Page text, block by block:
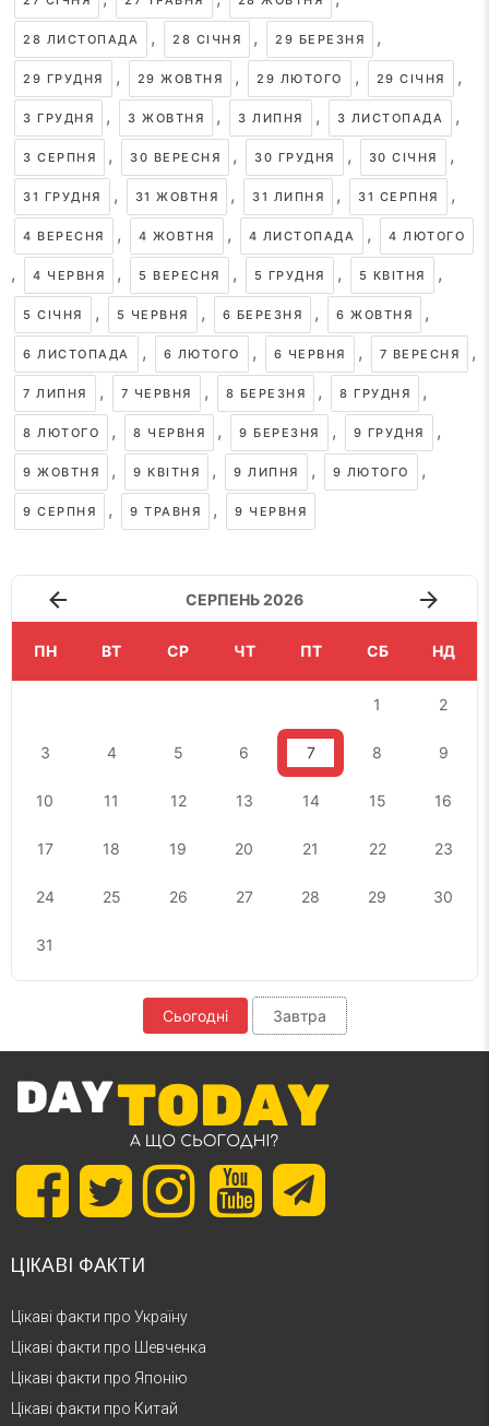
28 ЛИСТОПАДА , 28 СІЧНЯ , 29 БЕРЕЗНЯ ,
29 ГРУДНЯ , 29 ЖОВТНЯ , 29 ЛЮТОГО , 29 СІЧНЯ ,
3 ГРУДНЯ , 3 ЖОВТНЯ , 3 ЛИПНЯ , 3 ЛИСТОПАДА ,
3 СЕРПНЯ , 30 ВЕРЕСНЯ , 30 ГРУДНЯ , 30 СІЧНЯ ,
31 ГРУДНЯ , 31 ЖОВТНЯ , 31 ЛИПНЯ , 31 СЕРПНЯ ,
4 ВЕРЕСНЯ , 4 ЖОВТНЯ , 4 ЛИСТОПАДА , 4 ЛЮТОГО
, 4 ЧЕРВНЯ , 5 ВЕРЕСНЯ , 5 ГРУДНЯ , 5 КВІТНЯ ,
5 СІЧНЯ , 5 ЧЕРВНЯ , 6 БЕРЕЗНЯ , 6 ЖОВТНЯ ,
6 ЛИСТОПАДА , 6 ЛЮТОГО , 6 ЧЕРВНЯ , 7 ВЕРЕСНЯ ,
7 ЛИПНЯ , 7 ЧЕРВНЯ , 8 БЕРЕЗНЯ , 8 ГРУДНЯ ,
8 ЛЮТОГО , 8 ЧЕРВНЯ , 9 БЕРЕЗНЯ , 9 ГРУДНЯ ,
9 ЖОВТНЯ , 9 КВІТНЯ , 9 ЛИПНЯ , 9 ЛЮТОГО ,
9 СЕРПНЯ , 9 ТРАВНЯ , 9 ЧЕРВНЯ
СЕРПЕНЬ 2026
ПН ВТ СР ЧТ ПТ СБ НД
1 2
3 4 5 6 7 8 9
10 11 12 13 14 15 16
17 18 19 20 21 22 23
24 25 26 27 28 29 30
31
Сьогодні Завтра
ЦІКАВІ ФАКТИ
Цікаві факти про Україну
Цікаві факти про Шевченка
Цікаві факти про Японію
Цікаві факти про Китай